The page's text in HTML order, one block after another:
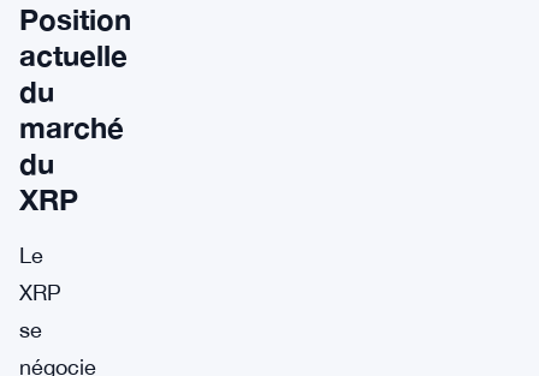
Position
actuelle
du
marché
du
XRP
Le
XRP
se
négocie